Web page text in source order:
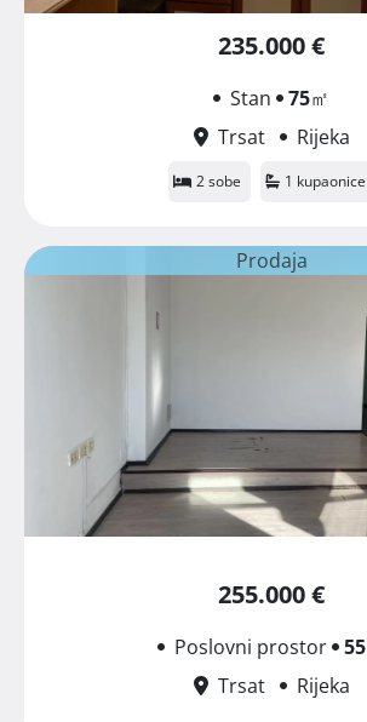
235.000 €
Stan 75㎡
Trsat
Rijeka
2 sobe 1 kupaonice
Prodaja
255.000 €
Poslovni prostor 55
Trsat
Rijeka